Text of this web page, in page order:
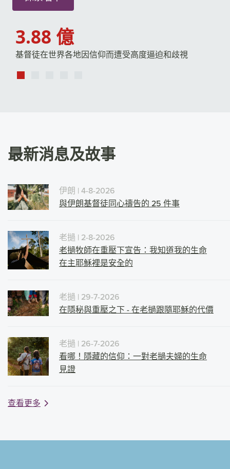
4,849
基督徒去年因信仰被殺害
最新消息及故事
伊朗 | 4-8-2026
與伊朗基督徒同心禱告的 25 件事
老撾 | 2-8-2026
老撾牧師在重壓下宣告：我知道我的生命
在主耶穌裡是安全的
老撾 | 29-7-2026
在隱秘與重壓之下 - 在老撾跟隨耶穌的代價
老撾 | 26-7-2026
看哪！隱藏的信仰：一對老撾夫婦的生命
見證
查看更多